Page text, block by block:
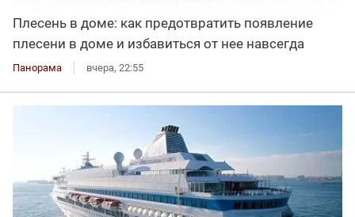
Плесень в доме: как предотвратить появление
плесени в доме и избавиться от нее навсегда
Панорама вчера, 22:55